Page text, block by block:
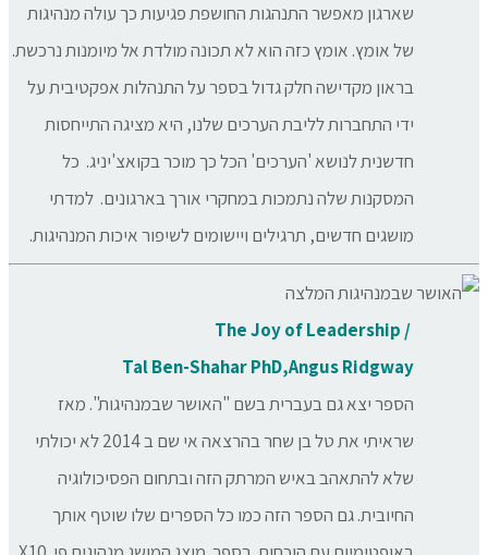
שארגון מאפשר התנהגות החושפת פגיעות כך עולה מנהיגות
של אומץ. אומץ כזה הוא לא תכונה מולדת אל מיומנות נרכשת.
בראון מקדישה חלק גדול בספר על התנהלות אפקטיבית על
ידי התחברות לליבת הערכים שלנו, היא מציגה התייחסות
חדשנית לנושא 'הערכים' הכל כך מוכר בקואצ'יניג. כל
המסקנות שלה נתמכות במחקרי אורך בארגונים. למדתי
מושגים חדשים, תרגילים ויישומים לשיפור איכות המנהיגות.
/ The Joy of Leadership
Tal Ben-Shahar PhD,Angus Ridgway
הספר יצא גם בעברית בשם "האושר שבמנהיגות". מאז
שראיתי את טל בן שחר בהרצאה אי שם ב 2014 לא יכולתי
שלא להתאהב באיש המרתק הזה ובתחום הפסיכולוגיה
החיובית. גם הספר הזה כמו כל הספרים שלו שוטף אותך